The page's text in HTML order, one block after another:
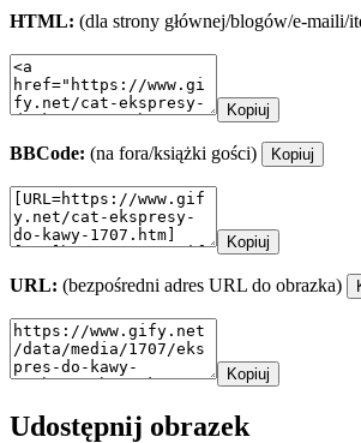
HTML: (dla strony głównej/blogów/e-maili/
Kopiuj
BBCode: (na fora/książki gości) Kopiuj
Kopiuj
URL: (bezpośredni adres URL do obrazka)
Kopiuj
Udostępnij obrazek